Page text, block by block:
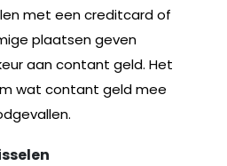
met een creditcard of
plaatsen geven
aan contant geld. Het
wat contant geld mee